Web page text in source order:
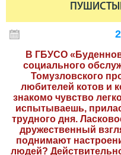
В ГБУСО
социального
Томузловского
любителей котов и
знакомо чувство
испытываешь,
трудного дня.
дружественный
поднимают
людей?